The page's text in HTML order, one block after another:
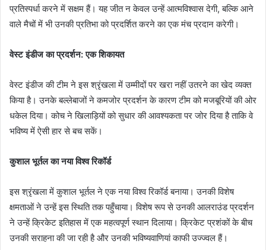
प्रतिस्पर्धा करने में सक्षम हैं। यह जीत न केवल उन्हें आत्मविश्वास देगी, बल्कि आने
वाले मैचों में भी उनकी प्रतिभा को प्रदर्शित करने का एक मंच प्रदान करेगी।
वेस्ट इंडीज का प्रदर्शन: एक शिकायत
वेस्ट इंडीज की टीम ने इस श्रृंखला में उम्मीदों पर खरा नहीं उतरने का खेद व्यक्त
किया है। उनके बल्लेबाजों ने कमजोर प्रदर्शन के कारण टीम को मजबूरियों की ओर
धकेल दिया। कोच ने खिलाड़ियों को सुधार की आवश्यकता पर जोर दिया है ताकि वे
भविष्य में ऐसी हार से बच सकें।
कुशाल भूर्तल का नया विश्व रिकॉर्ड
इस श्रृंखला में कुशाल भूर्तल ने एक नया विश्व रिकॉर्ड बनाया। उनकी विशेष
क्षमताओं ने उन्हें इस स्थिति तक पहुँचाया। विशेष रूप से उनकी आलराउंड प्रदर्शन
ने उन्हें क्रिकेट इतिहास में एक महत्वपूर्ण स्थान दिलाया। क्रिकेट प्रशंकों के बीच
उनकी सराहना की जा रही है और उनकी भविष्यवाणियां काफी उज्ज्वल हैं।